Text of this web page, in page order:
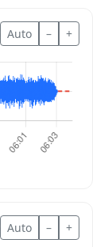
Auto – +
Auto – +